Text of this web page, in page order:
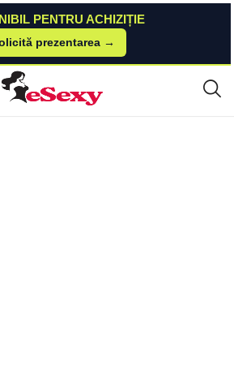
PENTRU ACHIZIȚIE
prezentarea →
Catsuit Crotchless, Negru, S-L Passion